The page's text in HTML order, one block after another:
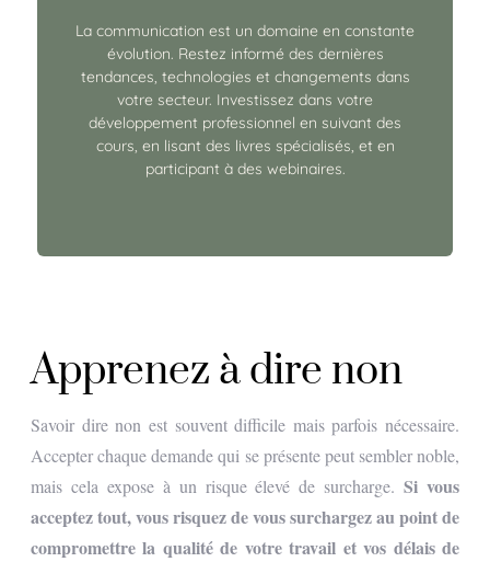
La communication est un domaine en constante
évolution. Restez informé des dernières
tendances, technologies et changements dans
votre secteur. Investissez dans votre
développement professionnel en suivant des
cours, en lisant des livres spécialisés, et en
participant à des webinaires.
Apprenez à dire non
Savoir dire non est souvent difficile mais parfois nécessaire.
Accepter chaque demande qui se présente peut sembler noble,
mais cela expose à un risque élevé de surcharge. Si vous
acceptez tout, vous risquez de vous surchargez au point de
compromettre la qualité de votre travail et vos délais de